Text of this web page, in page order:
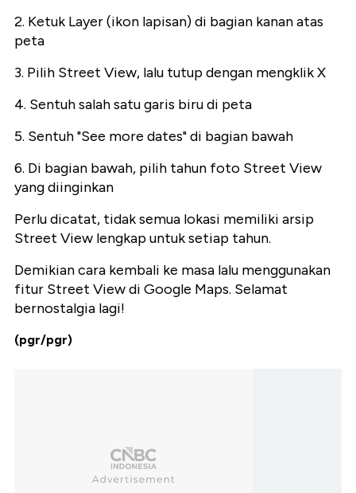
2. Ketuk Layer (ikon lapisan) di bagian kanan atas
peta
3. Pilih Street View, lalu tutup dengan mengklik X
4. Sentuh salah satu garis biru di peta
5. Sentuh "See more dates" di bagian bawah
6. Di bagian bawah, pilih tahun foto Street View
yang diinginkan
Perlu dicatat, tidak semua lokasi memiliki arsip
Street View lengkap untuk setiap tahun.
Demikian cara kembali ke masa lalu menggunakan
fitur Street View di Google Maps. Selamat
bernostalgia lagi!
(pgr/pgr)